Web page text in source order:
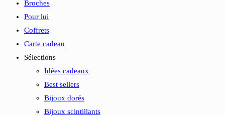
Broches
Pour lui
Coffrets
Carte cadeau
Sélections
Idées cadeaux
Best sellers
Bijoux dorés
Bijoux scintillants